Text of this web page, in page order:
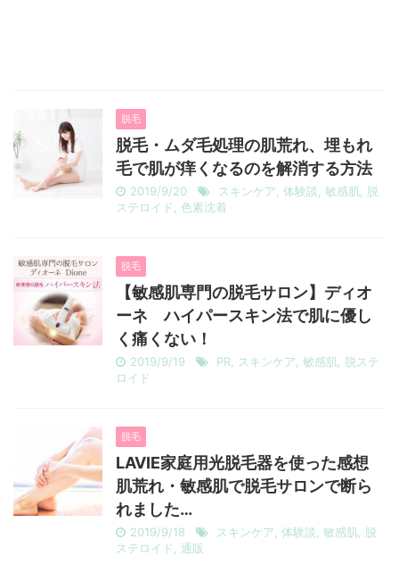
脱毛
脱毛・ムダ毛処理の肌荒れ、埋もれ
毛で肌が痒くなるのを解消する方法
2019/9/20 スキンケア 体験談 敏感肌 脱
ステロイド
色素沈着
脱毛
【敏感肌専門の脱毛サロン】ディオ
ーネ ハイパースキン法で肌に優し
く痛くない！
2019/9/19 PR スキンケア 敏感肌 脱ステ
ロイド
脱毛
LAVIE家庭用光脱毛器を使った感想
肌荒れ・敏感肌で脱毛サロンで断ら
れました…
2019/9/18 スキンケア 体験談 敏感肌 脱
ステロイド
通販